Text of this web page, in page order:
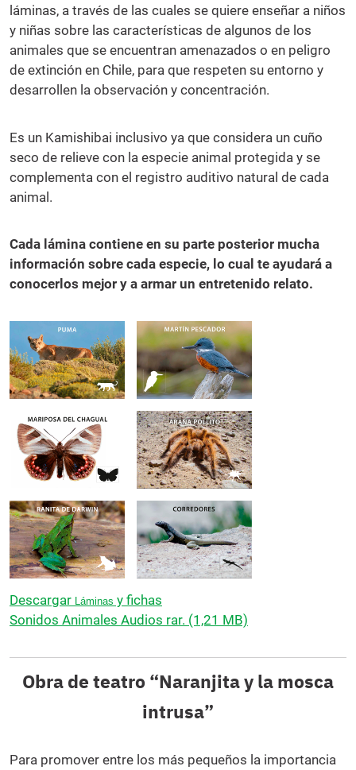
láminas, a través de las cuales se quiere enseñar a niños
y niñas sobre las características de algunos de los
animales que se encuentran amenazados o en peligro
de extinción en Chile, para que respeten su entorno y
desarrollen la observación y concentración.
Es un Kamishibai inclusivo ya que considera un cuño
seco de relieve con la especie animal protegida y se
complementa con el registro auditivo natural de cada
animal.
Cada lámina contiene en su parte posterior mucha
información sobre cada especie, lo cual te ayudará a
conocerlos mejor y a armar un entretenido relato.
Descargar Láminas y fichas
Sonidos Animales Audios rar. (1,21 MB)
Obra de teatro “Naranjita y la mosca
intrusa”
Para promover entre los más pequeños la importancia